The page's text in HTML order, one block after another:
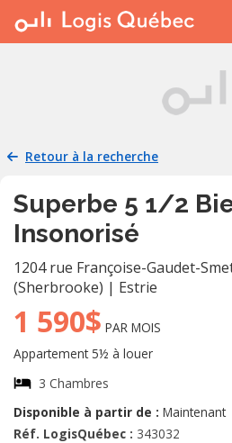
À LOUER
PLACER UNE ANNONCE
RESSOURCES
Retour à la recherche
Superbe 5 1/2
Insonorisé
1204 rue Françoise-Gaudet-
(Sherbrooke) | Estrie
1 590$ PAR MOIS
Appartement 5½ à louer
3 Chambres
Disponible à partir de : Maintenant
Réf. LogisQuébec : 343032